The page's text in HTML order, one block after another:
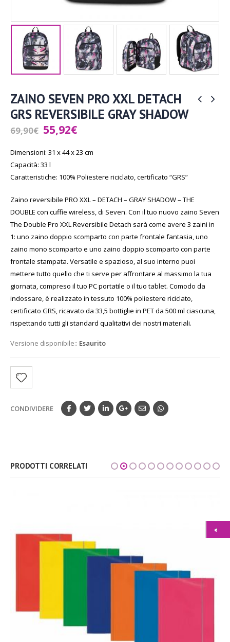
ZAINO SEVEN PRO XXL DETACH
GRS REVERSIBILE GRAY SHADOW
69,90€ 55,92€
Dimensioni: 31 x 44 x 23 cm
Capacità: 33 l
Caratteristiche: 100% Poliestere riciclato, certificato “GRS”
Zaino reversibile PRO XXL – DETACH – GRAY SHADOW – THE
DOUBLE con cuffie wireless, di Seven. Con il tuo nuovo zaino Seven
The Double Pro XXL Reversibile Detach sarà come avere 3 zaini in
1: uno zaino doppio scomparto con parte frontale fantasia, uno
zaino mono scomparto e uno zaino doppio scomparto con parte
frontale stampata. Versatile e spazioso, al suo interno puoi
mettere tutto quello che ti serve per affrontare al massimo la tua
giornata, compreso il tuo PC portatile o il tuo tablet. Comodo da
indossare, è realizzato in tessuto 100% poliestere riciclato,
certificato GRS, ricavato da 33,5 bottiglie in PET da 500 ml ciascuna,
rispettando tutti gli standard qualitativi dei nostri materiali.
Versione disponibile:: Esaurito
CONDIVIDERE
PRODOTTI CORRELATI